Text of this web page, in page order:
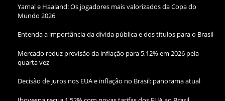
Yamal e Haaland: Os jogadores mais valorizados da Copa do
Mundo 2026
Entenda a importância da dívida pública e dos títulos para o Brasil
Mercado reduz previsão da inflação para 5,12% em 2026 pela
quarta vez
Decisão de juros nos EUA e inflação no Brasil: panorama atual